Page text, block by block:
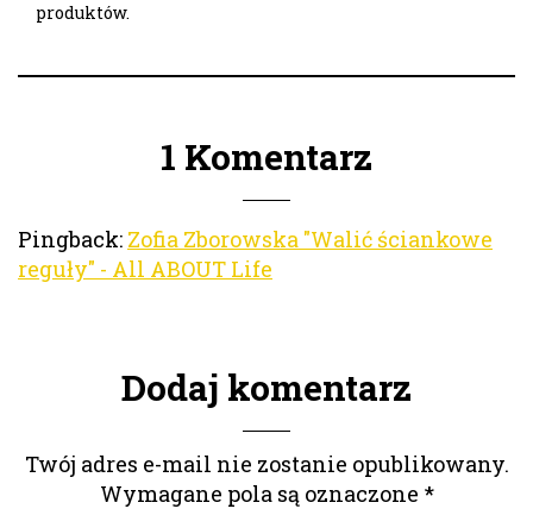
produktów.
1 Komentarz
Pingback: Zofia Zborowska "Walić ściankowe
reguły" - All ABOUT Life
Dodaj komentarz
Twój adres e-mail nie zostanie opublikowany.
Wymagane pola są oznaczone *